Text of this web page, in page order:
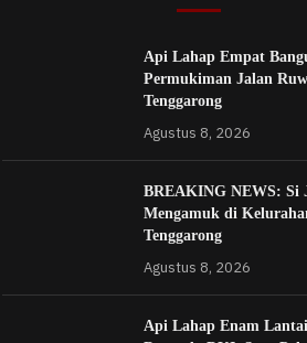
Api Lahap Empat
Permukiman Jalan
Tenggarong
Agustus 8, 2026
BREAKING NEWS: Si
Mengamuk di
Tenggarong
Agustus 8, 2026
Api Lahap Enam